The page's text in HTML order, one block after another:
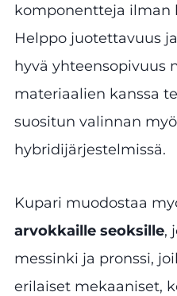
komponentteja ilman
Helppo juotettavuus
hyvä yhteensopivuus
materiaalien kanssa
suositun valinnan
hybridijärjestelmissä.
Kupari muodostaa
arvokkaille seoksille,
messinki ja pronssi,
erilaiset mekaaniset,